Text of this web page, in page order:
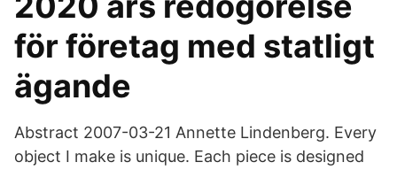
för företag med statligt
ägande
Abstract 2007-03-21 Annette Lindenberg. Every
object I make is unique. Each piece is designed